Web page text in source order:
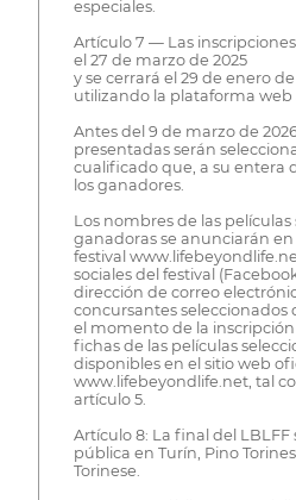
especiales.
Artículo 7 — Las
el 27 de marzo de 2025
y se cerrará el 29 de enero
utilizando la plataforma
Antes del 9 de marzo de
presentadas serán
cualificado que, a su entera
los ganadores.
Los nombres de las películas
ganadoras se anunciarán en
festival
sociales del festival
dirección de correo
concursantes seleccionados
el momento de la inscripción
fichas de las películas
disponibles en el sitio web
www.lifebeyondlife.net, tal
artículo 5.
Artículo 8: La final del
pública en Turín, Pino
Torinese.